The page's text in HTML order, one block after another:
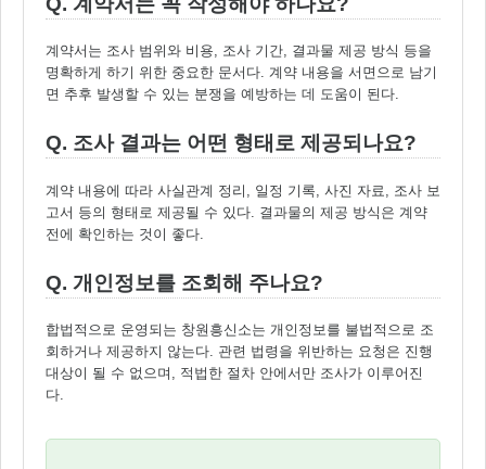
계약서는 조사 범위와 비용, 조사 기간, 결과물 제공 방식 등을
명확하게 하기 위한 중요한 문서다. 계약 내용을 서면으로 남기
면 추후 발생할 수 있는 분쟁을 예방하는 데 도움이 된다.
Q. 조사 결과는 어떤 형태로 제공되나요?
계약 내용에 따라 사실관계 정리, 일정 기록, 사진 자료, 조사 보
고서 등의 형태로 제공될 수 있다. 결과물의 제공 방식은 계약
전에 확인하는 것이 좋다.
Q. 개인정보를 조회해 주나요?
합법적으로 운영되는 창원흥신소는 개인정보를 불법적으로 조
회하거나 제공하지 않는다. 관련 법령을 위반하는 요청은 진행
대상이 될 수 없으며, 적법한 절차 안에서만 조사가 이루어진
다.